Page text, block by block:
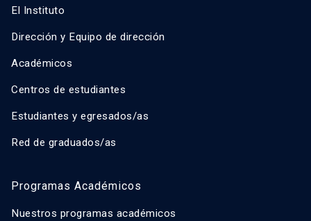
El Instituto
Dirección y Equipo de dirección
Académicos
Centros de estudiantes
Estudiantes y egresados/as
Red de graduados/as
Programas Académicos
Nuestros programas académicos